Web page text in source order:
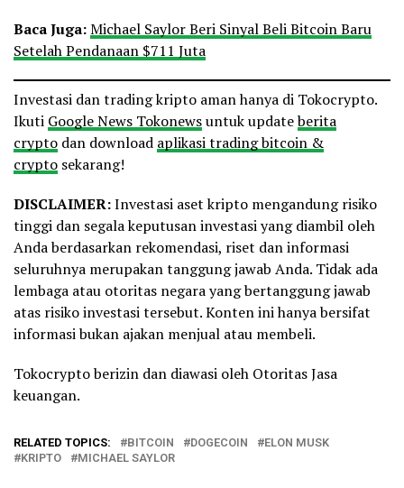
Baca Juga:Michael Saylor Beri Sinyal Beli Bitcoin Baru
Setelah Pendanaan $711 Juta
Investasi dan trading kripto aman hanya di Tokocrypto.
Ikuti Google News Tokonewsuntuk updateberita
crypto dan download aplikasi trading bitcoin &
crypto sekarang!
DISCLAIMER:Investasi aset kripto mengandung risiko
tinggi dan segala keputusan investasi yang diambil oleh
Anda berdasarkan rekomendasi, riset dan informasi
seluruhnya merupakan tanggung jawab Anda. Tidak ada
lembaga atau otoritas negara yang bertanggung jawab
atas risiko investasi tersebut. Konten ini hanya bersifat
informasi bukan ajakan menjual atau membeli.
Tokocrypto berizin dan diawasi oleh Otoritas Jasa
keuangan.
RELATED TOPICS: BITCOIN DOGECOIN
ELON MUSK
KRIPTO
MICHAEL SAYLOR